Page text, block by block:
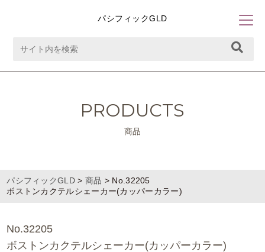
パシフィックGLD
PRODUCTS
商品
パシフィックGLD> 商品 > No.32205
ボストンカクテルシェーカー(カッパーカラー)
No.32205
ボストンカクテルシェーカー(カッパーカラー)